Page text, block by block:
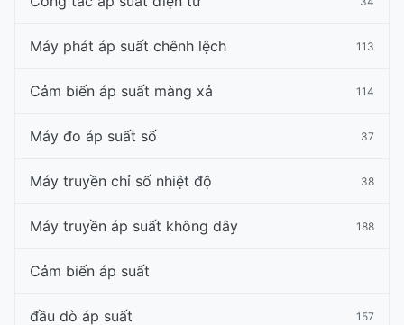
Máy phát áp suất chênh lệch 113
Cảm biến áp suất màng xả 114
Máy đo áp suất số 37
Máy truyền chỉ số nhiệt độ 38
Máy truyền áp suất không dây 188
Cảm biến áp suất
đầu dò áp suất 157